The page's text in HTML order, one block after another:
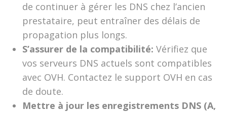
de continuer à gérer les DNS chez l’ancien
prestataire, peut entraîner des délais de
propagation plus longs.
S’assurer de la compatibilité: Vérifiez que
vos serveurs DNS actuels sont compatibles
avec OVH. Contactez le support OVH en cas
de doute.
Mettre à jour les enregistrements DNS (A,